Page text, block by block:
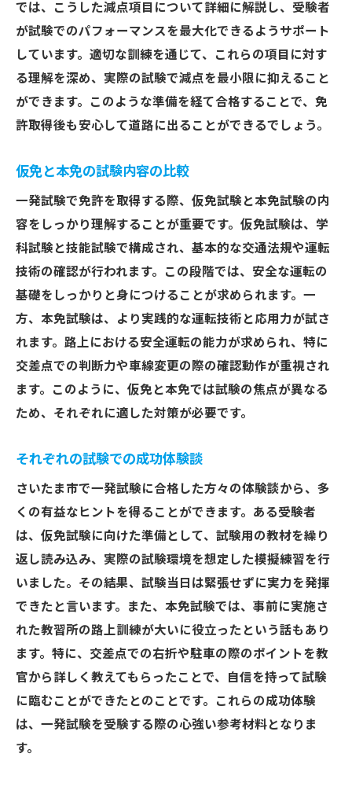
では、こうした減点項目について詳細に解説し、受験者
が試験でのパフォーマンスを最大化できるようサポート
しています。適切な訓練を通じて、これらの項目に対す
る理解を深め、実際の試験で減点を最小限に抑えること
ができます。このような準備を経て合格することで、免
許取得後も安心して道路に出ることができるでしょう。
仮免と本免の試験内容の比較
一発試験で免許を取得する際、仮免試験と本免試験の内
容をしっかり理解することが重要です。仮免試験は、学
科試験と技能試験で構成され、基本的な交通法規や運転
技術の確認が行われます。この段階では、安全な運転の
基礎をしっかりと身につけることが求められます。一
方、本免試験は、より実践的な運転技術と応用力が試さ
れます。路上における安全運転の能力が求められ、特に
交差点での判断力や車線変更の際の確認動作が重視され
ます。このように、仮免と本免では試験の焦点が異なる
ため、それぞれに適した対策が必要です。
それぞれの試験での成功体験談
さいたま市で一発試験に合格した方々の体験談から、多
くの有益なヒントを得ることができます。ある受験者
は、仮免試験に向けた準備として、試験用の教材を繰り
返し読み込み、実際の試験環境を想定した模擬練習を行
いました。その結果、試験当日は緊張せずに実力を発揮
できたと言います。また、本免試験では、事前に実施さ
れた教習所の路上訓練が大いに役立ったという話もあり
ます。特に、交差点での右折や駐車の際のポイントを教
官から詳しく教えてもらったことで、自信を持って試験
に臨むことができたとのことです。これらの成功体験
は、一発試験を受験する際の心強い参考材料となりま
す。